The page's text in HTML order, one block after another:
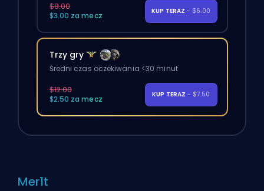
$8.00
$3.00 za mecz
KUP TERAZ - $6.00
Trzy gry
Średni czas oczekiwania <30 minut
$12.00
$2.50 za mecz
KUP TERAZ - $7.50
Mer1t